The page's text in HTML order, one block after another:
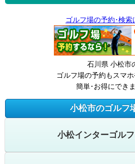
ゴルフ場の予約･検索
石川県 小松市
ゴルフ場の予約もスマ
簡単･お得にでき
小松市のゴルフ
小松インターゴル